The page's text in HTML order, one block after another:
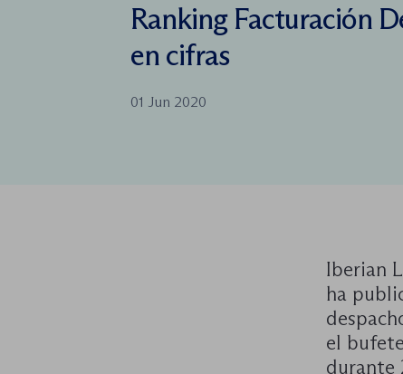
Ranking Facturación
en cifras
01 Jun 2020
Iberian
ha
el
durante